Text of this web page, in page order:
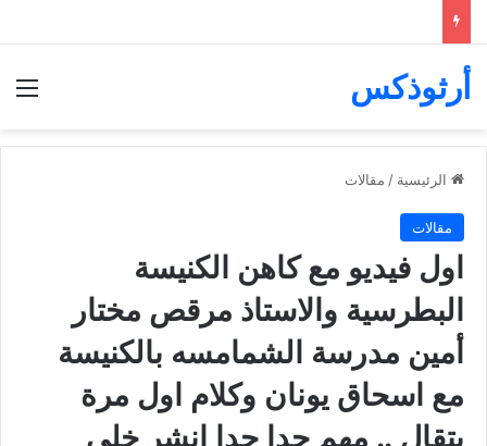
أرثوذكس
الرئيسية / مقالات
مقالات
اول فيديو مع كاهن الكنيسة
البطرسية والاستاذ مرقص مختار
أمين مدرسة الشمامسه بالكنيسة
مع اسحاق يونان وكلام اول مرة
يتقال .. مهم جدا جدا انشر خلي